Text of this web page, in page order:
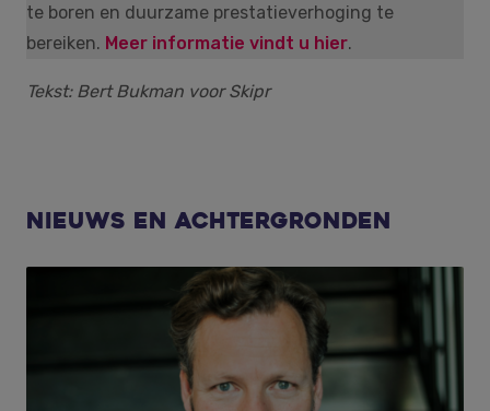
te boren en duurzame prestatieverhoging te
bereiken. Meer informatie vindt u hier.
Tekst: Bert Bukman voor Skipr
Nieuws en achtergronden